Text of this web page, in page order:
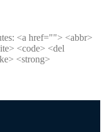
<a href=""> <abbr>
<code> <del
<strong>